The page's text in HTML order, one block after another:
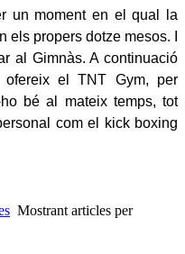
un moment en el qual la
propers dotze mesos. I
al Gimnàs. A continuació
el TNT Gym, per
bé al mateix temps, tot
com el kick boxing
Mostrant articles per